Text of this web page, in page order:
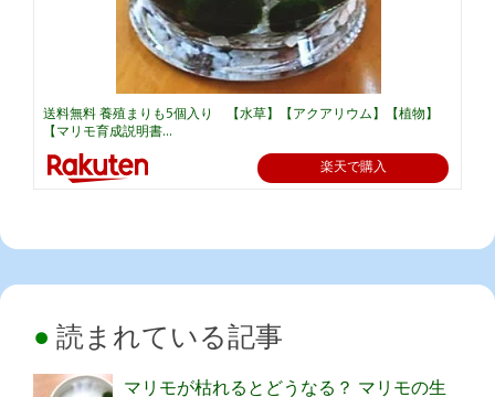
送料無料 養殖まりも5個入り 【水草】【アクアリウム】【植物】
【マリモ育成説明書...
楽天で購入
読まれている記事
マリモが枯れるとどうなる？ マリモの生